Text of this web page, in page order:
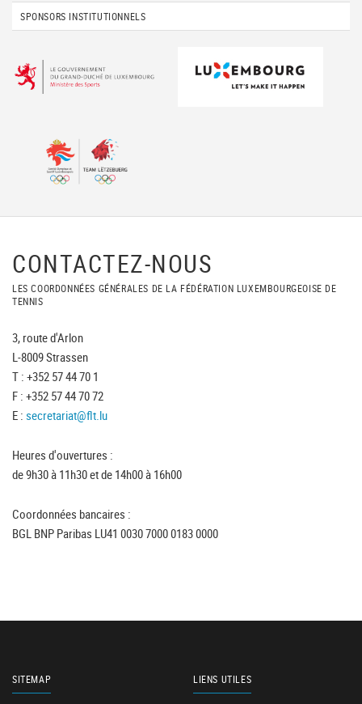
SPONSORS INSTITUTIONNELS
CONTACTEZ-NOUS
LES COORDONNÉES GÉNÉRALES DE LA FÉDÉRATION LUXEMBOURGEOISE DE
TENNIS
3, route d'Arlon
L-8009 Strassen
T : +352 57 44 70 1
F : +352 57 44 70 72
E : secretariat@flt.lu
Heures d'ouvertures :
de 9h30 à 11h30 et de 14h00 à 16h00
Coordonnées bancaires :
BGL BNP Paribas LU41 0030 7000 0183 0000
SITEMAP LIENS UTILES